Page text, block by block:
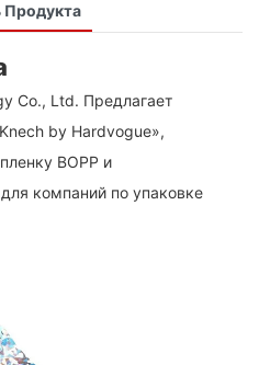
Продукта
Co., Ltd. Предлагает
by Hardvogue»,
BOPP и
компаний по упаковке